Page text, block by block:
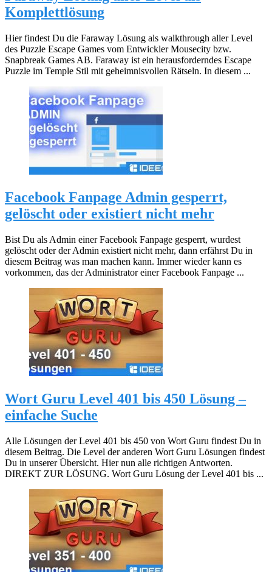
Komplettlösung
Hier findest Du die Faraway Lösung als walkthrough aller Level
des Puzzle Escape Games vom Entwickler Mousecity bzw.
Snapbreak Games AB. Faraway ist ein herausforderndes Escape
Puzzle im Temple Stil mit geheimnisvollen Rätseln. In diesem ...
Facebook Fanpage Admin gesperrt,
gelöscht oder existiert nicht mehr
Bist Du als Admin einer Facebook Fanpage gesperrt, wurdest
gelöscht oder der Admin existiert nicht mehr, dann erfährst Du in
diesem Beitrag was man machen kann. Immer wieder kann es
vorkommen, das der Administrator einer Facebook Fanpage ...
Wort Guru Level 401 bis 450 Lösung –
einfache Suche
Alle Lösungen der Level 401 bis 450 von Wort Guru findest Du in
diesem Beitrag. Die Level der anderen Wort Guru Lösungen findest
Du in unserer Übersicht. Hier nun alle richtigen Antworten.
DIREKT ZUR LÖSUNG. Wort Guru Lösung der Level 401 bis ...